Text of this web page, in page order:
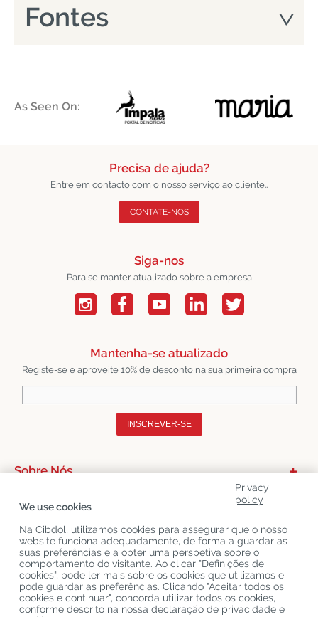
Fontes
As Seen On:
Precisa de ajuda?
Entre em contacto com o nosso serviço ao cliente..
CONTATE-NOS
Siga-nos
Para se manter atualizado sobre a empresa
Mantenha-se atualizado
Registe-se e aproveite 10% de desconto na sua primeira compra
INSCREVER-SE
Sobre Nós
Últimos Blogs CBD
Privacy
policy
We use cookies
Na Cibdol, utilizamos cookies para assegurar que o nosso
website funciona adequadamente, de forma a guardar as
suas preferências e a obter uma perspetiva sobre o
comportamento do visitante. Ao clicar "Definições de
cookies", pode ler mais sobre os cookies que utilizamos e
pode guardar as preferências. Clicando "Aceitar todos os
cookies e continuar", concorda utilizar todos os cookies,
conforme descrito na nossa declaração de privacidade e
Copyright©CibdolLast updated 07-08-2026
Cibdol bv, Handelsweg 1a, 5492NL Sint-Oedenrode, the Netherlands
KvK: 76495035 VAT: NL860644923B01